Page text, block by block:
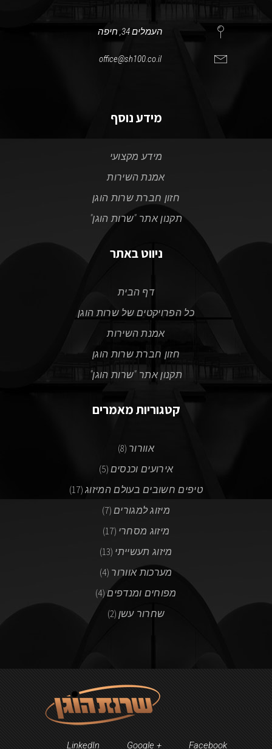
העמלים 34, חיפה
office@sh100.co.il
מידע נוסף
מידע מקצועי
אמנת השירות
חזון חברת שרות הוגן
תקנון אתר "שרות הוגן"
ניווט באתר
דף הבית
כל הפרויקטים של שרות הוגן
אמנת השירות
חזון חברת שרות הוגן
תקנון אתר "שרות הוגן"
קטגוריות מאמרים
אוורור (8)
אירועים וכנסים (5)
טיפים חשובים בעולם המיזוג (17)
מיזוג למגורים (7)
מיזוג מסחרי (17)
מיזוג תעשייתי (13)
מערכות אוורור (4)
מפוחים ומנדפים(4)
שחרור עשן (2)
LinkedIn Google + Facebook